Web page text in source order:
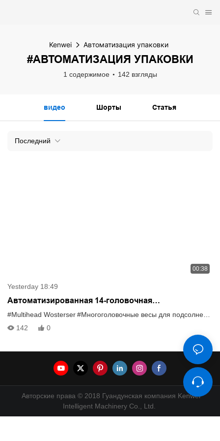
Kenwei Автоматизация упаковки
#АВТОМАТИЗАЦИЯ УПАКОВКИ
1 содержимое 142 взгляды
видео Шорты Статья
Последний
00:38
Yesterday 18:49
Автоматизированная 14-головочная
многоголовочная весовая машина для упаковки
семян подсолнечника.
#Multihead Wosterser#Многоголовочные весы для подсолнечника
142
0
Авторские права © 2018 Гуандунская компания Kenwei
Intelligent Machinery Co., Ltd.